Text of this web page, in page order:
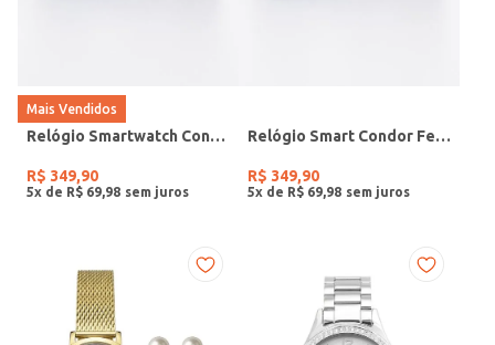
Mais Vendidos
Relógio Smartwatch Condor PRETO
R$ 349,90
5x de R$ 69 98
Relógio Smart Condor Feminino ROSE
R$ 349,90
5x de R$ 69 98